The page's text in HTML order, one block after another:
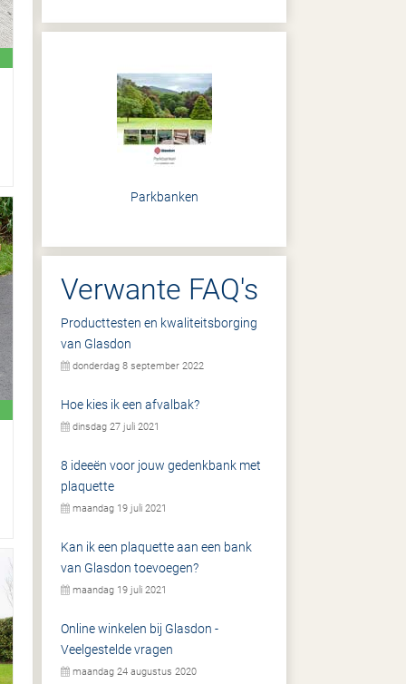
Parkbanken
Verwante FAQ's
Producttesten en kwaliteitsborging
van Glasdon
donderdag 8 september 2022
Hoe kies ik een afvalbak?
dinsdag 27 juli 2021
8 ideeën voor jouw gedenkbank met
plaquette
maandag 19 juli 2021
Kan ik een plaquette aan een bank
van Glasdon toevoegen?
maandag 19 juli 2021
Online winkelen bij Glasdon -
Veelgestelde vragen
maandag 24 augustus 2020